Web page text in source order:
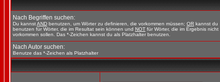
Nach Begriffen suchen:
Du kannstAND benutzen, um Wörter zu definieren, die vorkommen müssen; OR kannst du
benutzen für Wörter, die im Resultat sein können und NOT für Wörter, die im Ergebnis nicht
vorkommen sollen. Das *-Zeichen kannst du als Platzhalter benutzen.
Nach Autor suchen:
Benutze das *-Zeichen als Platzhalter